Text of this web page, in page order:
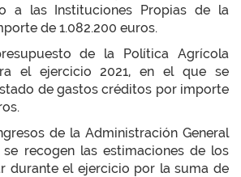
a las Instituciones Propias de la
de 1.082.200 euros.
de la Política Agrícola
el ejercicio 2021, en el que se
de gastos créditos por importe
de la Administración General
recogen las estimaciones de los
durante el ejercicio por la suma de